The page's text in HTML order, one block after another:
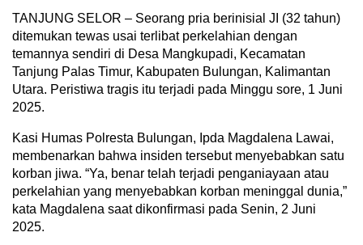
TANJUNG SELOR – Seorang pria berinisial JI (32 tahun)
ditemukan tewas usai terlibat perkelahian dengan
temannya sendiri di Desa Mangkupadi, Kecamatan
Tanjung Palas Timur, Kabupaten Bulungan, Kalimantan
Utara. Peristiwa tragis itu terjadi pada Minggu sore, 1 Juni
2025.
Kasi Humas Polresta Bulungan, Ipda Magdalena Lawai,
membenarkan bahwa insiden tersebut menyebabkan satu
korban jiwa. “Ya, benar telah terjadi penganiayaan atau
perkelahian yang menyebabkan korban meninggal dunia,”
kata Magdalena saat dikonfirmasi pada Senin, 2 Juni
2025.